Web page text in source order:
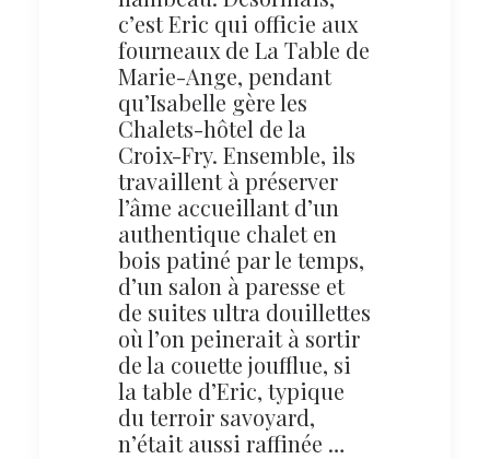
c’est Eric qui officie aux
fourneaux de La Table de
Marie-Ange, pendant
qu’Isabelle gère les
Chalets-hôtel de la
Croix-Fry. Ensemble, ils
travaillent à préserver
l’âme accueillant d’un
authentique chalet en
bois patiné par le temps,
d’un salon à paresse et
de suites ultra douillettes
où l’on peinerait à sortir
de la couette joufflue, si
la table d’Eric, typique
du terroir savoyard,
n’était aussi raffinée …